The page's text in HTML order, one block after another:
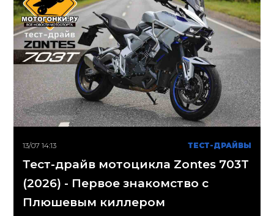
13/07 14:13 ТЕСТ-ДРАЙВЫ
Тест-драйв мотоцикла Zontes 703T
(2026) - Первое знакомство с
Плюшевым киллером